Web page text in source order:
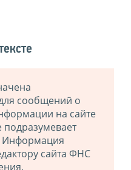
сообщений о
на сайте
Информация
сайта ФНС